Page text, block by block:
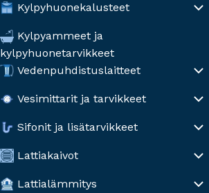
Kylpyhuonekalusteet
Kylpyammeet ja
kylpyhuonetarvikkeet
Vedenpuhdistuslaitteet
Vesimittarit ja tarvikkeet
Sifonit ja lisätarvikkeet
Lattiakaivot
Lattialämmitys